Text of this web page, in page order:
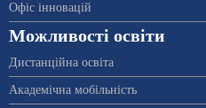
Офіс інновацій
Можливості освіти
Дистанційна освіта
Академічна мобільність